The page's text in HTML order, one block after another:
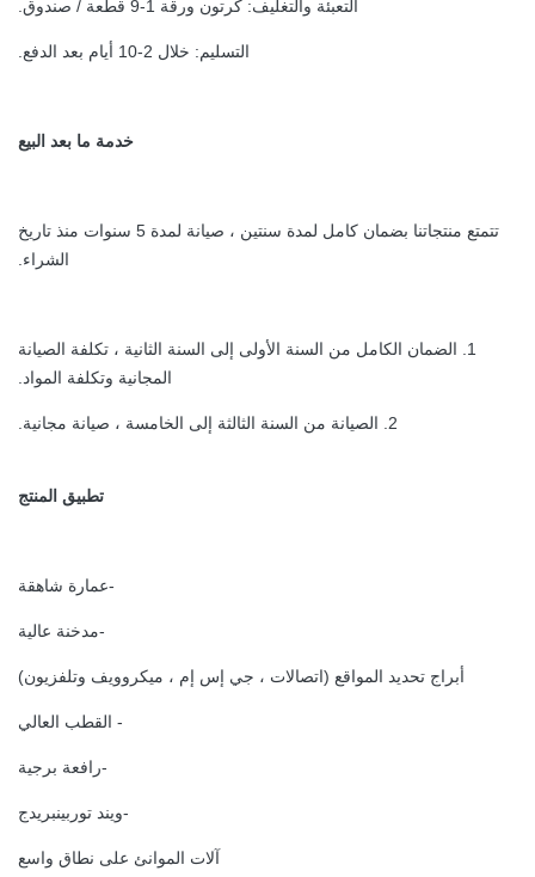
التعبئة والتغليف: كرتون ورقة 1-9 قطعة / صندوق.
التسليم: خلال 2-10 أيام بعد الدفع.
خدمة ما بعد البيع
تتمتع منتجاتنا بضمان كامل لمدة سنتين ، صيانة لمدة 5 سنوات منذ تاريخ
الشراء.
1. الضمان الكامل من السنة الأولى إلى السنة الثانية ، تكلفة الصيانة
المجانية وتكلفة المواد.
2. الصيانة من السنة الثالثة إلى الخامسة ، صيانة مجانية.
تطبيق المنتج
-عمارة شاهقة
-مدخنة عالية
أبراج تحديد المواقع (اتصالات ، جي إس إم ، ميكروويف وتلفزيون)
- القطب العالي
-رافعة برجية
-ويند توربينبريدج
آلات الموانئ على نطاق واسع